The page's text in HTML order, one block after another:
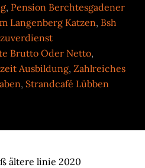
, Pension Berchtesgadener
Langenberg Katzen, Bsh
Brutto Oder Netto,
Ausbildung,Zahlreiches
, Strandcafé Lübben
ältere linie 2020